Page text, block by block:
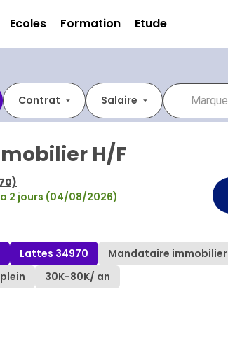
Ecoles Formation Etude
Contrat Salaire
H/F
a 2 jours (04/08/2026)
Lattes 34970
Mandataire immobilier
30K-80K/ an